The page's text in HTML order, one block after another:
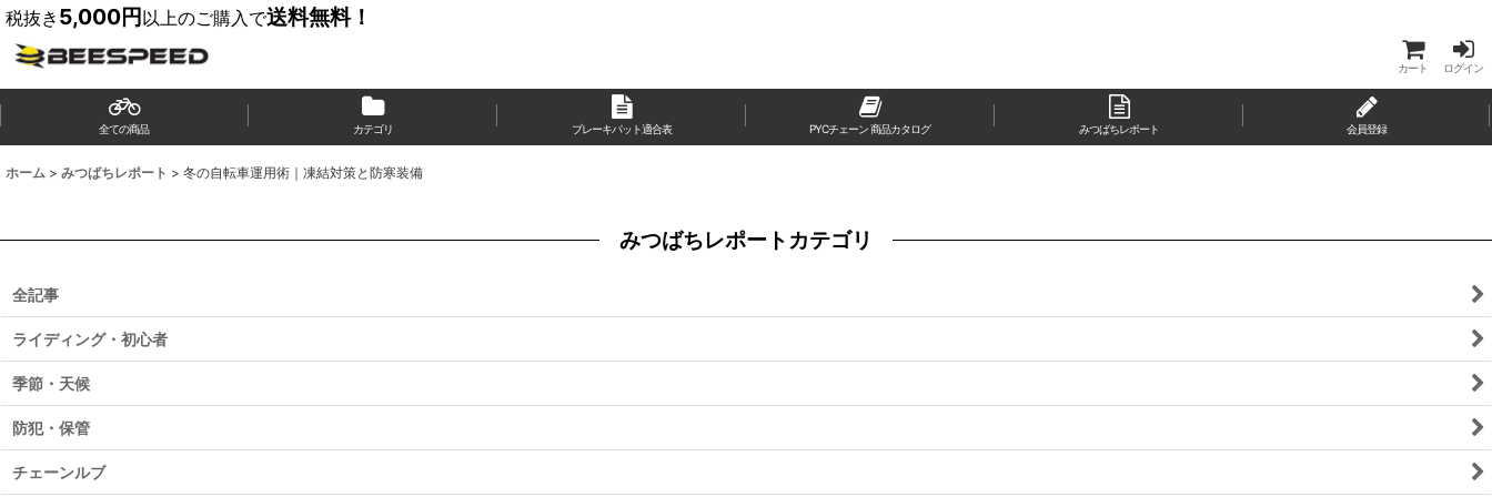
税抜き 5,000円以上のご購入で送料無料！
カート ログイン
全ての商品 カテゴリ ブレーキパット適合表 PYCチェーン 商品カタログ みつばちレポート 会員登録
ホーム > みつばちレポート > 冬の自転車運用術｜凍結対策と防寒装備
みつばちレポートカテゴリ
全記事
ライディング・初心者
季節・天候
防犯・保管
チェーンルブ